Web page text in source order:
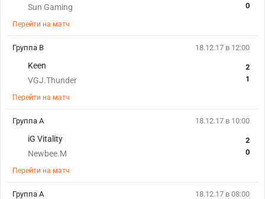
Sun Gaming
0
Перейти на матч
18.12.17 в 12:00
Keen
VGJ.Thunder
2
1
Перейти на матч
Группа B
18.12.17 в 10:00
iG Vitality
Newbee.M
2
0
Перейти на матч
Группа A
18.12.17 в 08:00
Группа A